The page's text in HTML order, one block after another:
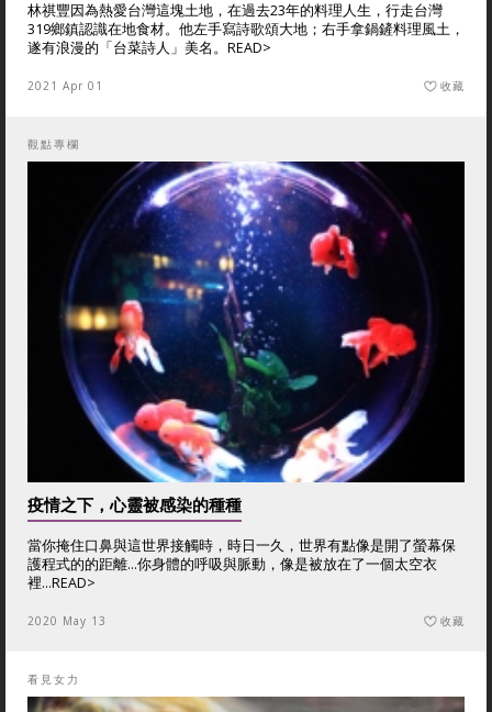
林祺豐因為熱愛台灣這塊土地，在過去23年的料理人生，行走台灣
319鄉鎮認識在地食材。他左手寫詩歌頌大地；右手拿鍋鏟料理風土，
遂有浪漫的「台菜詩人」美名。 READ>
2021 Apr 01 收藏
觀點專欄
疫情之下，心靈被感染的種種
當你掩住口鼻與這世界接觸時，時日一久，世界有點像是開了螢幕保
護程式的的距離...你身體的呼吸與脈動，像是被放在了一個太空衣
裡...READ>
2020 May 13 收藏
看見女力